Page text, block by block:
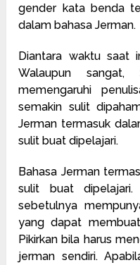
gender kata benda
dalam bahasa Jerman.
Diantara waktu saat
Walaupun sangat,
memengaruhi
semakin sulit
Jerman termasuk
sulit buat dipelajari.
Bahasa Jerman
sulit buat
sebetulnya
yang dapat
Pikirkan bila harus
jerman sendiri.